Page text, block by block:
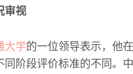
审视
大学的一位领导表示，他
同阶段评价标准的不同。